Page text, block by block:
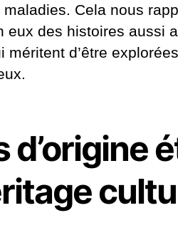
Cela nous
eux des histoires aussi
méritent d’être
d’origine